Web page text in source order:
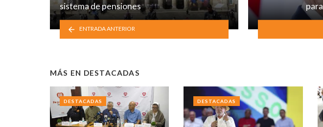
sistema de pensiones
ENTRADA ANTERIOR
MÁS EN DESTACADAS
DESTACADAS DESTACADAS